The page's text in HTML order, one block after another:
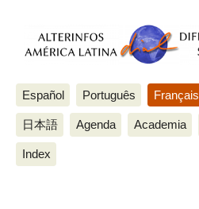
Español Português Français
日本語 Agenda Academia
Index